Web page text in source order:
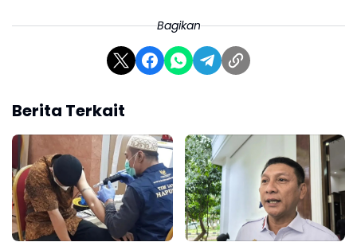
Bagikan
Berita Terkait